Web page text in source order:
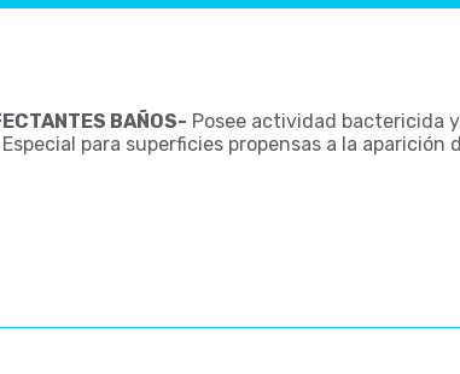
BAÑOS- Posee actividad bactericida
para superficies propensas a la